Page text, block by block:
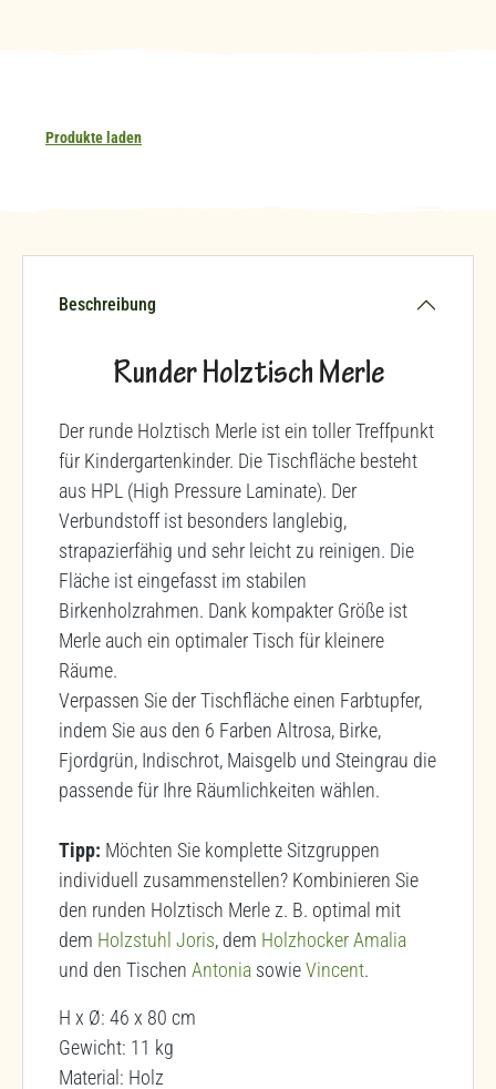
Produkte laden
Beschreibung
Runder Holztisch Merle
Der runde Holztisch Merle ist ein toller Treffpunkt
für Kindergartenkinder. Die Tischfläche besteht
aus HPL (High Pressure Laminate). Der
Verbundstoff ist besonders langlebig,
strapazierfähig und sehr leicht zu reinigen. Die
Fläche ist eingefasst im stabilen
Birkenholzrahmen. Dank kompakter Größe ist
Merle auch ein optimaler Tisch für kleinere
Räume.
Verpassen Sie der Tischfläche einen Farbtupfer,
indem Sie aus den 6 Farben Altrosa, Birke,
Fjordgrün, Indischrot, Maisgelb und Steingrau die
passende für Ihre Räumlichkeiten wählen.
Tipp: Möchten Sie komplette Sitzgruppen
individuell zusammenstellen? Kombinieren Sie
den runden Holztisch Merle z. B. optimal mit
dem Holzstuhl Joris, dem Holzhocker Amalia
und den Tischen Antonia sowieVincent.
H x Ø: 46 x 80 cm
Gewicht: 11 kg
Material: Holz